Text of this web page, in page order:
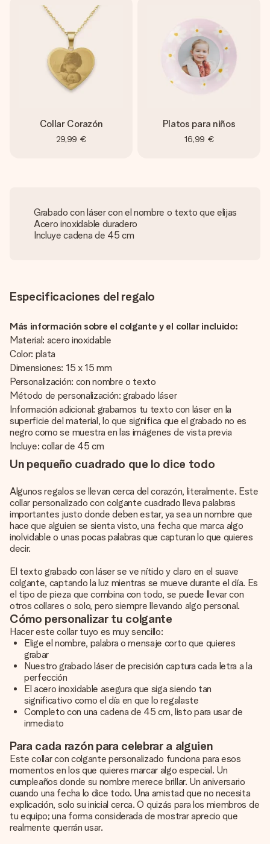
Collar Corazón
29,99 €
Platos para niños
16,99 €
Grabado con láser con el nombre o texto que elijas
Acero inoxidable duradero
Incluye cadena de 45 cm
Especificaciones del regalo
Más información sobre el colgante y el collar incluido:
Material: acero inoxidable
Color: plata
Dimensiones: 15 x 15 mm
Personalización: con nombre o texto
Método de personalización: grabado láser
Información adicional: grabamos tu texto con láser en la
superficie del material, lo que significa que el grabado no es
negro como se muestra en las imágenes de vista previa
Incluye: collar de 45 cm
Un pequeño cuadrado que lo dice todo
Algunos regalos se llevan cerca del corazón, literalmente. Este
collar personalizado con colgante cuadrado lleva palabras
importantes justo donde deben estar, ya sea un nombre que
hace que alguien se sienta visto, una fecha que marca algo
inolvidable o unas pocas palabras que capturan lo que quieres
decir.
El texto grabado con láser se ve nítido y claro en el suave
colgante, captando la luz mientras se mueve durante el día. Es
el tipo de pieza que combina con todo, se puede llevar con
otros collares o solo, pero siempre llevando algo personal.
Cómo personalizar tu colgante
Hacer este collar tuyo es muy sencillo:
Elige el nombre, palabra o mensaje corto que quieres
grabar
Nuestro grabado láser de precisión captura cada letra a la
perfección
El acero inoxidable asegura que siga siendo tan
significativo como el día en que lo regalaste
Completo con una cadena de 45 cm, listo para usar de
inmediato
Para cada razón para celebrar a alguien
Este collar con colgante personalizado funciona para esos
momentos en los que quieres marcar algo especial. Un
cumpleaños donde su nombre merece brillar. Un aniversario
cuando una fecha lo dice todo. Una amistad que no necesita
explicación, solo su inicial cerca. O quizás para los miembros de
tu equipo; una forma considerada de mostrar aprecio que
realmente querrán usar.